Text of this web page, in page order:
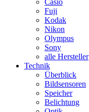
Casio
Fuji
Kodak
Nikon
Olympus
Sony
alle Hersteller
Technik
Überblick
Bildsensoren
Speicher
Belichtung